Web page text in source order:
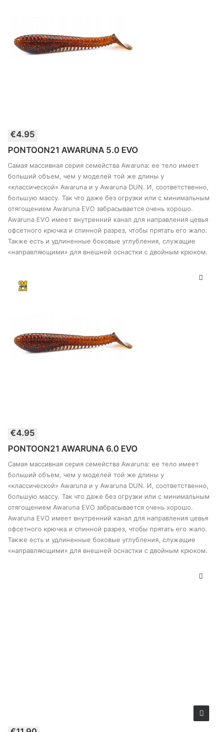
товар
несколько
вариантов.
Опции
можно
выбрать
на
странице
товара
€4.95
PONTOON21 AWARUNA 5.0 EVO
Самая массивная серия семейства Awaruna: ее тело имеет
больший объем, чем у моделей той же длины у
«классической» Awaruna и у Awaruna DUN. И, соответственно,
большую массу. Так что даже без огрузки или с минимальным
отягощением Awaruna EVO забрасывается очень хорошо.
Awaruna EVO имеет внутренний канал для направления цевья
офсетного крючка и спинной разрез, чтобы прятать его жало.
Также есть и удлиненные боковые углубления, служащие
«направляющими» для внешней оснастки с двойным крюком.
товар
несколько
вариантов.
Опции
можно
выбрать
на
странице
товара
€4.95
PONTOON21 AWARUNA 6.0 EVO
Самая массивная серия семейства Awaruna: ее тело имеет
больший объем, чем у моделей той же длины у
«классической» Awaruna и у Awaruna DUN. И, соответственно,
большую массу. Так что даже без огрузки или с минимальным
отягощением Awaruna EVO забрасывается очень хорошо.
Awaruna EVO имеет внутренний канал для направления цевья
офсетного крючка и спинной разрез, чтобы прятать его жало.
Также есть и удлиненные боковые углубления, служащие
«направляющими» для внешней оснастки с двойным крюком.